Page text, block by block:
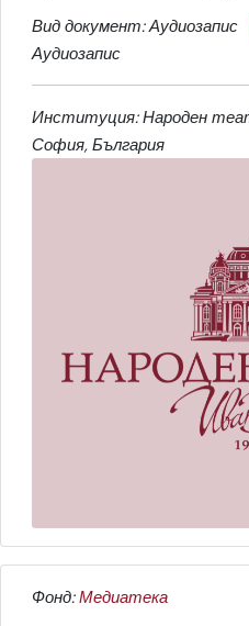
Вид документ: Аудиозапис
Аудиозапис
Институция: Народен
София, България
Фонд:Медиатека